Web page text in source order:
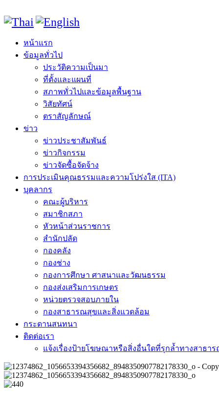
หน้าแรก
ข้อมูลทั่วไป
ประวัติความเป็นมา
ที่ตั้งและแผนที่
สภาพทั่วไปและข้อมูลพื้นฐาน
วิสัยทัศน์
ตราสัญลักษณ์
ข่าว
ข่าวประชาสัมพันธ์
ข่าวกิจกรรม
ข่าวจัดซื้อจัดจ้าง
การประเมินคุณธรรมและความโปร่งใส (ITA)
บุคลากร
คณะผู้บริหาร
สมาชิกสภา
หัวหน้าส่วนราชการ
สำนักปลัด
กองคลัง
กองช่าง
กองการศึกษา ศาสนาและวัฒนธรรม
กองส่งเสริมการเกษตร
หน่วยตรวจสอบภายใน
กองสาธารณสุขและสิ่งแวดล้อม
กระดานสนทนา
ติดต่อเรา
แจ้งเรื่องป้ายโฆษณาหรือสิ่งอื่นใดที่รุกล้ำทางสาธา